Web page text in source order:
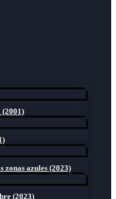
(2001)
zonas azules (2023)
(2023)